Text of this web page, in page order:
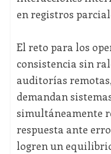
en registros
El reto para los
consistencia sin
auditorías
demandan
simultáneamente
respuesta ante
logren un